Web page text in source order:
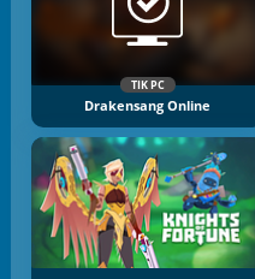
TIK PC
Drakensang Online